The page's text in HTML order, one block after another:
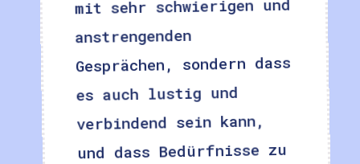
mit sehr schwierigen und
anstrengenden
Gesprächen, sondern dass
es auch lustig und
verbindend sein kann,
und dass Bedürfnisse zu